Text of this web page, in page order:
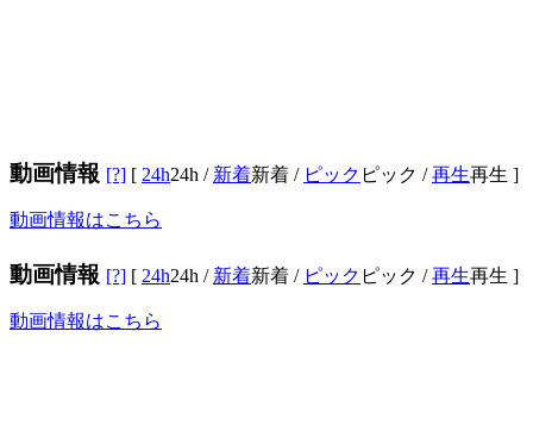
動画情報 [?] [ 24h24h / 新着新着 / ピック ピック /再生再生 ]
動画情報はこちら
動画情報 [?] [ 24h24h / 新着新着 / ピック ピック /再生再生 ]
動画情報はこちら